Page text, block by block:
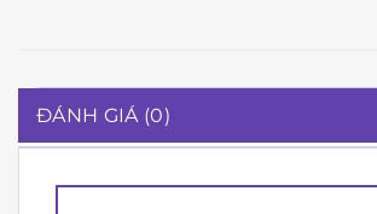
ĐÁNH GIÁ (0)